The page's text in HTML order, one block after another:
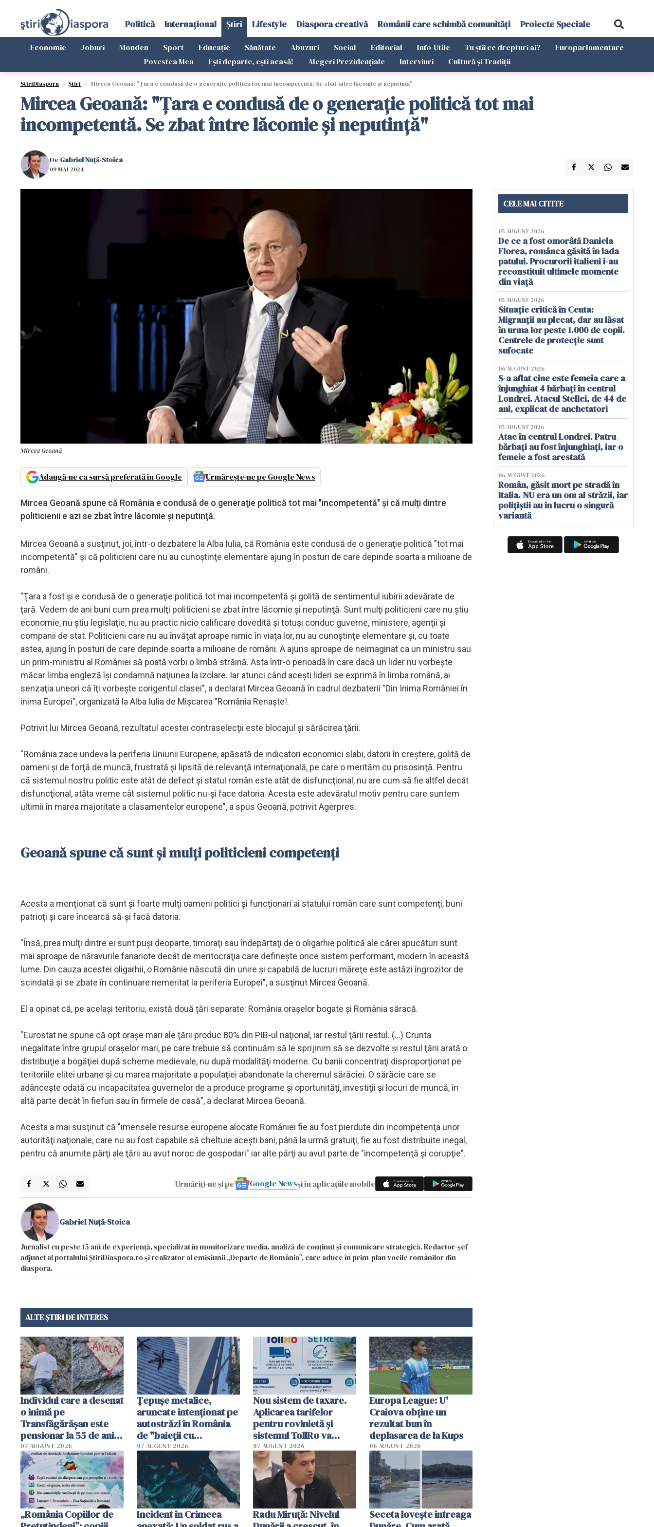
Politică Internațional Știri Lifestyle Diaspora creativă Românii care schimbă comunități Proiecte Speciale
Economie Joburi Monden Sport Educație Sănătate Abuzuri Social Editorial Info-Utile Tu știi ce drepturi ai?
Europarlamentare
Povestea Mea
Ești departe, ești acasă! Alegeri Prezidențiale Interviuri Cultură și Tradiții
StiriDiaspora › Știri › Mircea Geoană: "Ţara e condusă de o generaţie politică tot mai incompetentă. Se zbat între lăcomie şi neputinţă"
Mircea Geoană: "Ţara e condusă de o generaţie politică tot mai
incompetentă. Se zbat între lăcomie şi neputinţă"
De Gabriel Nuță-Stoica
09 MAI 2024
Mircea Geoană
Adaugă-ne ca sursă preferată în Google Urmărește-ne pe Google News
Mircea Geoană spune că România e condusă de o generaţie politică tot mai "incompetentă" și că mulți dintre
politicienii e azi se zbat între lăcomie şi neputinţă.
Mircea Geoană a susţinut, joi, într-o dezbatere la Alba Iulia, că România este condusă de o generaţie politică "tot mai
incompetentă" şi că politicieni care nu au cunoştinţe elementare ajung în posturi de care depinde soarta a milioane de
români.
"Ţara a fost şi e condusă de o generaţie politică tot mai incompetentă şi golită de sentimentul iubirii adevărate de
ţară. Vedem de ani buni cum prea mulţi politicieni se zbat între lăcomie şi neputinţă. Sunt mulţi politicieni care nu ştiu
economie, nu ştiu legislaţie, nu au practic nicio calificare dovedită şi totuşi conduc guverne, ministere, agenţii şi
companii de stat. Politicieni care nu au învăţat aproape nimic în viaţa lor, nu au cunoştinţe elementare şi, cu toate
astea, ajung în posturi de care depinde soarta a milioane de români. A ajuns aproape de neimaginat ca un ministru sau
un prim-ministru al României să poată vorbi o limbă străină. Asta într-o perioadă în care dacă un lider nu vorbeşte
măcar limba engleză îşi condamnă naţiunea la izolare. Iar atunci când aceşti lideri se exprimă în limba română, ai
senzaţia uneori că îţi vorbeşte corigentul clasei", a declarat Mircea Geoană în cadrul dezbaterii "Din Inima României în
inima Europei", organizată la Alba Iulia de Mişcarea "România Renaşte!.
Potrivit lui Mircea Geoană, rezultatul acestei contraselecţii este blocajul şi sărăcirea ţării.
"România zace undeva la periferia Uniunii Europene, apăsată de indicatori economici slabi, datorii în creştere, golită de
oameni şi de forţă de muncă, frustrată şi lipsită de relevanţă internaţională, pe care o merităm cu prisosinţă. Pentru
că sistemul nostru politic este atât de defect şi statul român este atât de disfuncţional, nu are cum să fie altfel decât
disfuncţional, atâta vreme cât sistemul politic nu-şi face datoria. Acesta este adevăratul motiv pentru care suntem
ultimii în marea majoritate a clasamentelor europene", a spus Geoană, potrivit Agerpres.
Geoană spune că sunt și mulți politicieni competenți
Acesta a menţionat că sunt şi foarte mulţi oameni politici şi funcţionari ai statului român care sunt competenţi, buni
patrioţi şi care încearcă să-şi facă datoria.
"Însă, prea mulţi dintre ei sunt puşi deoparte, timoraţi sau îndepărtaţi de o oligarhie politică ale cărei apucături sunt
mai aproape de năravurile fanariote decât de meritocraţia care defineşte orice sistem performant, modern în această
lume. Din cauza acestei oligarhii, o Românie născută din unire şi capabilă de lucruri măreţe este astăzi îngrozitor de
scindată şi se zbate în continuare nemeritat la periferia Europei", a susţinut Mircea Geoană.
El a opinat că, pe acelaşi teritoriu, există două ţări separate: România oraşelor bogate şi România săracă.
"Eurostat ne spune că opt oraşe mari ale ţării produc 80% din PIB-ul naţional, iar restul ţării restul. (...) Crunta
inegalitate între grupul oraşelor mari, pe care trebuie să continuăm să le sprijinim să se dezvolte şi restul ţării arată o
distribuţie a bogăţiei după scheme medievale, nu după modalităţi moderne. Cu banii concentraţi disproporţionat pe
teritoriile elitei urbane şi cu marea majoritate a populaţiei abandonate la cheremul sărăciei. O sărăcie care se
adânceşte odată cu incapacitatea guvernelor de a produce programe şi oportunităţi, investiţii şi locuri de muncă, în
altă parte decât în fiefuri sau în firmele de casă", a declarat Mircea Geoană.
Acesta a mai susţinut că "imensele resurse europene alocate României fie au fost pierdute din incompetenţa unor
autorităţi naţionale, care nu au fost capabile să cheltuie aceşti bani, până la urmă gratuiţi, fie au fost distribuite inegal,
pentru că anumite părţi ale ţării au avut noroc de gospodari" iar alte părţi au avut parte de "incompetenţă şi corupţie".
Urmăriți-ne și pe Google Newsși în aplicațiile mobile
Gabriel Nuță-Stoica
Jurnalist cu peste 15 ani de experiență, specializat în monitorizare media, analiză de conținut și comunicare strategică. Redactor-șef
adjunct al portalului ȘtiriDiaspora.ro și realizator al emisiunii „Departe de România”, care aduce în prim-plan vocile românilor din
diaspora.
ALTE ȘTIRI DE INTERES
Individul care a desenat
o inimă pe
Transfăgărășan este
pensionar la 55 de ani.
Poliția l-a identificat
07 AUGUST 2026
Țepușe metalice,
aruncate intenționat pe
autostrăzi în România
de "baieții cu
platforme": "Mi-au
cerut 1200 lei să mă
tracteze"
07 AUGUST 2026
Nou sistem de taxare.
Aplicarea tarifelor
pentru rovinietă şi
sistemul TollRo va
începe la 1 octombrie
07 AUGUST 2026
Europa League: U'
Craiova obține un
rezultat bun în
deplasarea de la Kups
06 AUGUST 2026
„România Copiilor de
Incident în Crimeea
Radu Miruţă: Nivelul
Seceta lovește întreaga
CELE MAI CITITE
05 AUGUST 2026
De ce a fost omorâtă Daniela
Florea, românca găsită în lada
patului. Procurorii italieni i-au
reconstituit ultimele momente
din viață
05 AUGUST 2026
Situație critică în Ceuta:
Migranții au plecat, dar au lăsat
în urma lor peste 1.000 de copii.
Centrele de protecție sunt
sufocate
06 AUGUST 2026
S-a aflat cine este femeia care a
înjunghiat 4 bărbați în centrul
Londrei. Atacul Stellei, de 44 de
ani, explicat de anchetatori
05 AUGUST 2026
Atac în centrul Londrei. Patru
bărbați au fost înjunghiați, iar o
femeie a fost arestată
06 AUGUST 2026
Român, găsit mort pe stradă în
Italia. NU era un om al străzii, iar
polițiștii au în lucru o singură
variantă